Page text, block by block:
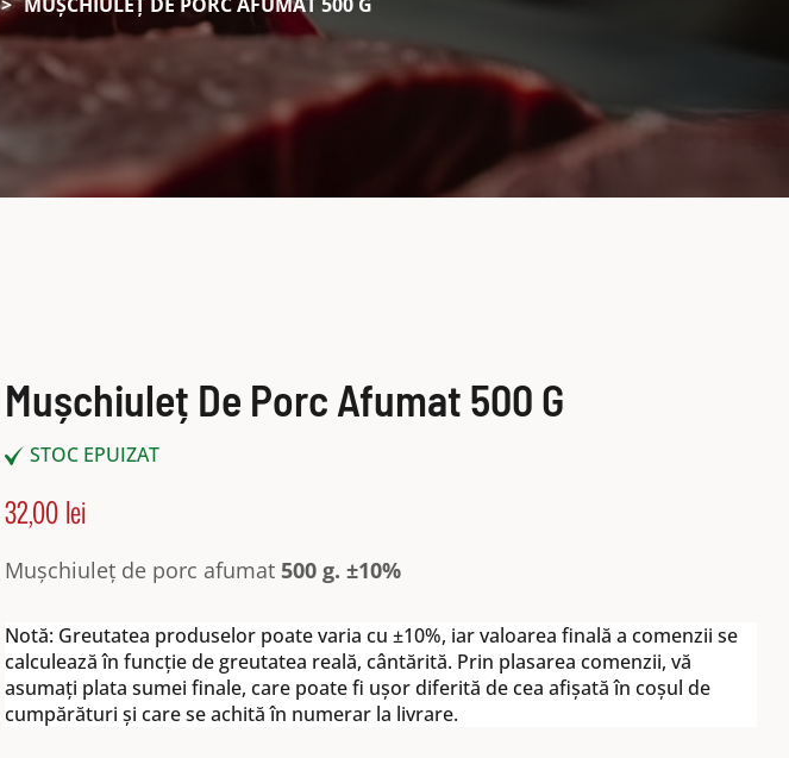
Mușchiuleț De Porc Afumat 500 G
STOC EPUIZAT
32,00lei
Mușchiuleț de porc afumat 500 g. ±10%
Notă: Greutatea produselor poate varia cu ±10%, iar valoarea finală a comenzii se
calculează în funcție de greutatea reală, cântărită. Prin plasarea comenzii, vă
asumați plata sumei finale, care poate fi ușor diferită de cea afișată în coșul de
cumpărături și care se achită în numerar la livrare.